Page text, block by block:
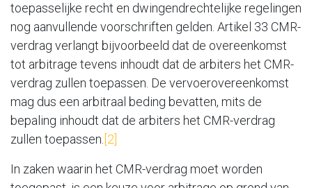
toepasselijke recht en dwingendrechtelijke regelingen
nog aanvullende voorschriften gelden. Artikel 33 CMR-
verdrag verlangt bijvoorbeeld dat de overeenkomst
tot arbitrage tevens inhoudt dat de arbiters het CMR-
verdrag zullen toepassen. De vervoerovereenkomst
mag dus een arbitraal beding bevatten, mits de
bepaling inhoudt dat de arbiters het CMR-verdrag
zullen toepassen. [2]
In zaken waarin het CMR-verdrag moet worden